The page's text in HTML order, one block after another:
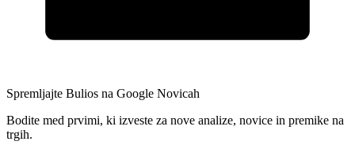
Spremljajte Bulios na Google Novicah
Bodite med prvimi, ki izveste za nove analize, novice in premike na
trgih.